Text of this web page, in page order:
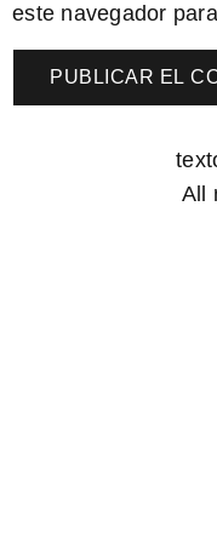
este navegador
All